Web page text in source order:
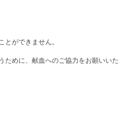
とができません。
ために、献血へのご協力をお願いいた